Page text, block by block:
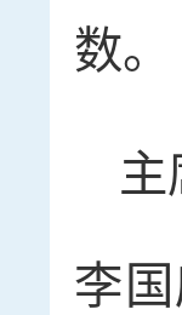
数。
主
李